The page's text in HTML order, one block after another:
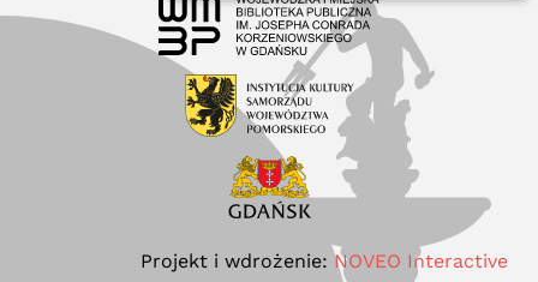
Projekt i wdrożenie: NOVEO Interactive